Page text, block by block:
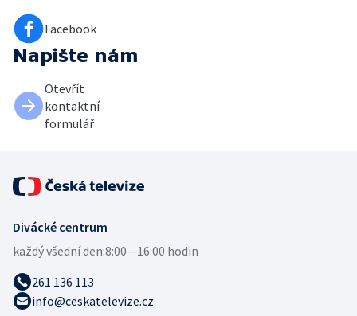
Facebook
Napište nám
Otevřít
kontaktní
formulář
Divácké centrum
každý všední den:8:00—16:00 hodin
261 136 113
info@ceskatelevize.cz